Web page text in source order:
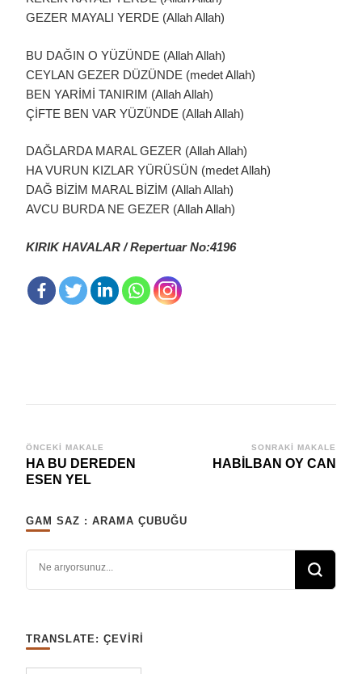
GEZER MAYALI YERDE (Allah Allah)
BU DAĞIN O YÜZÜNDE (Allah Allah)
CEYLAN GEZER DÜZÜNDE (medet Allah)
BEN YARİMİ TANIRIM (Allah Allah)
ÇİFTE BEN VAR YÜZÜNDE (Allah Allah)
DAĞLARDA MARAL GEZER (Allah Allah)
HA VURUN KIZLAR YÜRÜSÜN (medet Allah)
DAĞ BİZİM MARAL BİZİM (Allah Allah)
AVCU BURDA NE GEZER (Allah Allah)
KIRIK HAVALAR / Repertuar No:4196
Yazı
dolaşımı
ÖNCEKI MAKALE
HA BU DEREDEN
ESEN YEL
SONRAKI MAKALE
HABİLBAN OY CAN
GAM SAZ : ARAMA ÇUBUĞU
TRANSLATE: ÇEVIRI